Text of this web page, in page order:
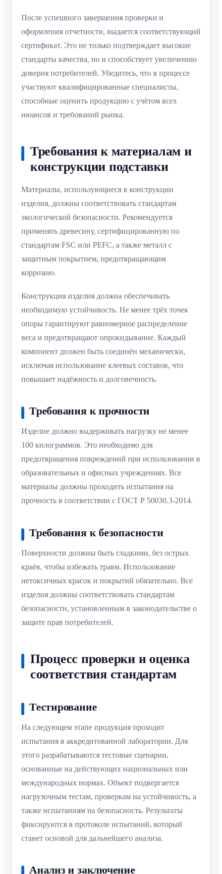
После успешного завершения проверки и
оформления отчетности, выдается соответствующий
сертификат. Это не только подтверждает высокие
стандарты качества, но и способствует увеличению
доверия потребителей. Убедитесь, что в процессе
участвуют квалифицированные специалисты,
способные оценить продукцию с учётом всех
нюансов и требований рынка.
Требования к материалам и
конструкции подставки
Материалы, использующиеся в конструкции
изделия, должны соответствовать стандартам
экологической безопасности. Рекомендуется
применять древесину, сертифицированную по
стандартам FSC или PEFC, а также металл с
защитным покрытием, предотвращающим
коррозию.
Конструкция изделия должна обеспечивать
необходимую устойчивость. Не менее трёх точек
опоры гарантируют равномерное распределение
веса и предотвращают опрокидывание. Каждый
компонент должен быть соединён механически,
исключая использование клеевых составов, что
повышает надёжность и долговечность.
Требования к прочности
Изделие должно выдерживать нагрузку не менее
100 килограммов. Это необходимо для
предотвращения повреждений при использовании в
образовательных и офисных учреждениях. Все
материалы должны проходить испытания на
прочность в соответствии с ГОСТ Р 50030.3-2014.
Требования к безопасности
Поверхности должны быть гладкими, без острых
краёв, чтобы избежать травм. Использование
нетоксичных красок и покрытий обязательно. Все
изделия должны соответствовать стандартам
безопасности, установленным в законодательстве о
защите прав потребителей.
Процесс проверки и оценка
соответствия стандартам
Тестирование
На следующем этапе продукция проходит
испытания в аккредитованной лаборатории. Для
этого разрабатываются тестовые сценарии,
основанные на действующих национальных или
международных нормах. Объект подвергается
нагрузочным тестам, проверкам на устойчивость, а
также испытаниям на безопасность. Результаты
фиксируются в протоколе испытаний, который
станет основой для дальнейшего анализа.
Анализ и заключение